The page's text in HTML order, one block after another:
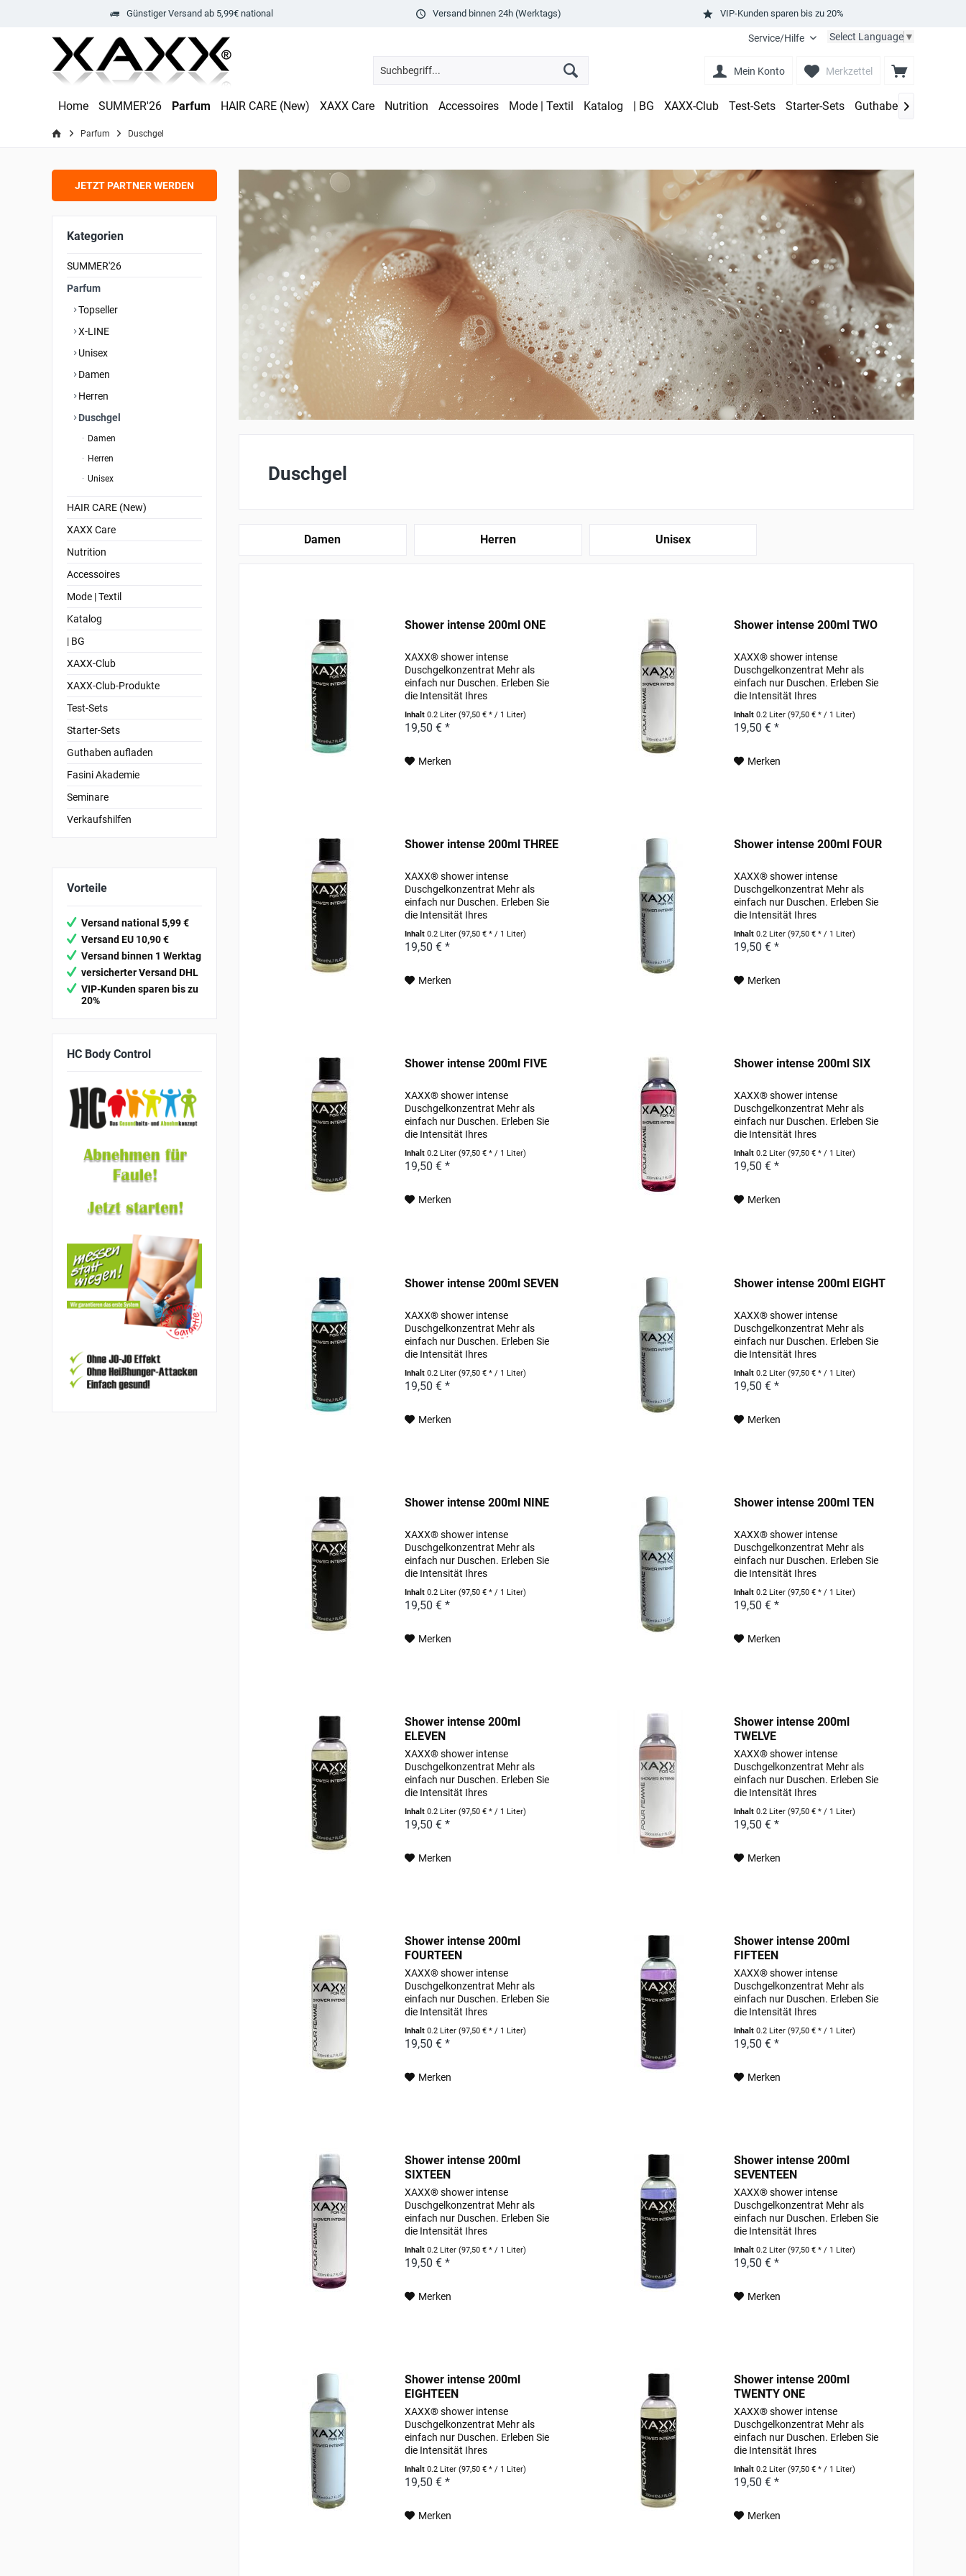
Günstiger Versand ab 5,99€ national Versand binnen 24h (Werktags) VIP-Kunden sparen bis zu 20%
Service/Hilfe Select Language ▼
Merkzettel
Mein Konto
Home SUMMER'26 Parfum HAIR CARE (New) XAXX Care Nutrition Accessoires Mode | Textil Katalog | BG XAXX-Club Test-Sets Starter-Sets Guthaben aufladen

Parfum Duschgel
JETZT PARTNER WERDEN
Kategorien
SUMMER'26
Parfum
Topseller
X-LINE
Unisex
Damen
Herren
Duschgel
Damen
Herren
Unisex
HAIR CARE (New)
XAXX Care
Nutrition
Accessoires
Mode | Textil
Katalog
| BG
XAXX-Club
XAXX-Club-Produkte
Test-Sets
Starter-Sets
Guthaben aufladen
Fasini Akademie
Seminare
Verkaufshilfen
Vorteile
Versand national 5,99 €
Versand EU 10,90 €
Versand binnen 1 Werktag
versicherter Versand DHL
VIP-Kunden sparen bis zu
20%
HC Body Control
Duschgel
Damen Herren Unisex
Shower intense 200ml ONE
XAXX® shower intense
Duschgelkonzentrat Mehr als
einfach nur Duschen. Erleben Sie
die Intensität Ihres
Lieblingsparfums schon unter der
Dusche. Pflegende Wirkstoffe, wie
hochwertige Weizenproteine und
Inhalt0.2 Liter(97,50 € * / 1 Liter)
19,50 € *
Merken
Shower intense 200ml TWO
XAXX® shower intense
Duschgelkonzentrat Mehr als
einfach nur Duschen. Erleben Sie
die Intensität Ihres
Lieblingsparfums schon unter der
Dusche. Pflegende Wirkstoffe, wie
hochwertige Weizenproteine und
Inhalt0.2 Liter(97,50 € * / 1 Liter)
19,50 € *
Merken
Shower intense 200ml THREE
XAXX® shower intense
Duschgelkonzentrat Mehr als
einfach nur Duschen. Erleben Sie
die Intensität Ihres
Lieblingsparfums schon unter der
Dusche. Pflegende Wirkstoffe, wie
hochwertige Weizenproteine und
Inhalt0.2 Liter(97,50 € * / 1 Liter)
19,50 € *
Merken
Shower intense 200ml FOUR
XAXX® shower intense
Duschgelkonzentrat Mehr als
einfach nur Duschen. Erleben Sie
die Intensität Ihres
Lieblingsparfums schon unter der
Dusche. Pflegende Wirkstoffe, wie
hochwertige Weizenproteine und
Inhalt0.2 Liter(97,50 € * / 1 Liter)
19,50 € *
Merken
Shower intense 200ml FIVE
XAXX® shower intense
Duschgelkonzentrat Mehr als
einfach nur Duschen. Erleben Sie
die Intensität Ihres
Lieblingsparfums schon unter der
Dusche. Pflegende Wirkstoffe, wie
hochwertige Weizenproteine und
Inhalt0.2 Liter(97,50 € * / 1 Liter)
19,50 € *
Merken
Shower intense 200ml SIX
XAXX® shower intense
Duschgelkonzentrat Mehr als
einfach nur Duschen. Erleben Sie
die Intensität Ihres
Lieblingsparfums schon unter der
Dusche. Pflegende Wirkstoffe, wie
hochwertige Weizenproteine und
Inhalt0.2 Liter(97,50 € * / 1 Liter)
19,50 € *
Merken
Shower intense 200ml SEVEN
XAXX® shower intense
Duschgelkonzentrat Mehr als
einfach nur Duschen. Erleben Sie
die Intensität Ihres
Lieblingsparfums schon unter der
Dusche. Pflegende Wirkstoffe, wie
hochwertige Weizenproteine und
Inhalt0.2 Liter(97,50 € * / 1 Liter)
19,50 € *
Merken
Shower intense 200ml EIGHT
XAXX® shower intense
Duschgelkonzentrat Mehr als
einfach nur Duschen. Erleben Sie
die Intensität Ihres
Lieblingsparfums schon unter der
Dusche. Pflegende Wirkstoffe, wie
hochwertige Weizenproteine und
Inhalt0.2 Liter(97,50 € * / 1 Liter)
19,50 € *
Merken
Shower intense 200ml NINE
XAXX® shower intense
Duschgelkonzentrat Mehr als
einfach nur Duschen. Erleben Sie
die Intensität Ihres
Lieblingsparfums schon unter der
Dusche. Pflegende Wirkstoffe, wie
hochwertige Weizenproteine und
Inhalt0.2 Liter(97,50 € * / 1 Liter)
19,50 € *
Merken
Shower intense 200ml TEN
XAXX® shower intense
Duschgelkonzentrat Mehr als
einfach nur Duschen. Erleben Sie
die Intensität Ihres
Lieblingsparfums schon unter der
Dusche. Pflegende Wirkstoffe, wie
hochwertige Weizenproteine und
Inhalt0.2 Liter(97,50 € * / 1 Liter)
19,50 € *
Merken
Shower intense 200ml
ELEVEN
XAXX® shower intense
Duschgelkonzentrat Mehr als
einfach nur Duschen. Erleben Sie
die Intensität Ihres
Lieblingsparfums schon unter der
Dusche. Pflegende Wirkstoffe, wie
hochwertige Weizenproteine und
Inhalt0.2 Liter(97,50 € * / 1 Liter)
19,50 € *
Merken
Shower intense 200ml
TWELVE
XAXX® shower intense
Duschgelkonzentrat Mehr als
einfach nur Duschen. Erleben Sie
die Intensität Ihres
Lieblingsparfums schon unter der
Dusche. Pflegende Wirkstoffe, wie
hochwertige Weizenproteine und
Inhalt0.2 Liter(97,50 € * / 1 Liter)
19,50 € *
Merken
Shower intense 200ml
FOURTEEN
XAXX® shower intense
Duschgelkonzentrat Mehr als
einfach nur Duschen. Erleben Sie
die Intensität Ihres
Lieblingsparfums schon unter der
Dusche. Pflegende Wirkstoffe, wie
hochwertige Weizenproteine und
Inhalt0.2 Liter(97,50 € * / 1 Liter)
19,50 € *
Merken
Shower intense 200ml
FIFTEEN
XAXX® shower intense
Duschgelkonzentrat Mehr als
einfach nur Duschen. Erleben Sie
die Intensität Ihres
Lieblingsparfums schon unter der
Dusche. Pflegende Wirkstoffe, wie
hochwertige Weizenproteine und
Inhalt0.2 Liter(97,50 € * / 1 Liter)
19,50 € *
Merken
Shower intense 200ml
SIXTEEN
XAXX® shower intense
Duschgelkonzentrat Mehr als
einfach nur Duschen. Erleben Sie
die Intensität Ihres
Lieblingsparfums schon unter der
Dusche. Pflegende Wirkstoffe, wie
hochwertige Weizenproteine und
Inhalt0.2 Liter(97,50 € * / 1 Liter)
19,50 € *
Merken
Shower intense 200ml
SEVENTEEN
XAXX® shower intense
Duschgelkonzentrat Mehr als
einfach nur Duschen. Erleben Sie
die Intensität Ihres
Lieblingsparfums schon unter der
Dusche. Pflegende Wirkstoffe, wie
hochwertige Weizenproteine und
Inhalt0.2 Liter(97,50 € * / 1 Liter)
19,50 € *
Merken
Shower intense 200ml
EIGHTEEN
XAXX® shower intense
Duschgelkonzentrat Mehr als
einfach nur Duschen. Erleben Sie
die Intensität Ihres
Lieblingsparfums schon unter der
Dusche. Pflegende Wirkstoffe, wie
hochwertige Weizenproteine und
Inhalt0.2 Liter(97,50 € * / 1 Liter)
19,50 € *
Merken
Shower intense 200ml
TWENTY ONE
XAXX® shower intense
Duschgelkonzentrat Mehr als
einfach nur Duschen. Erleben Sie
die Intensität Ihres
Lieblingsparfums schon unter der
Dusche. Pflegende Wirkstoffe, wie
hochwertige Weizenproteine und
Inhalt0.2 Liter(97,50 € * / 1 Liter)
19,50 € *
Merken